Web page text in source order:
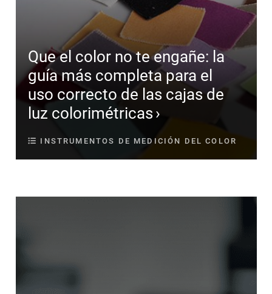
Que el color no te engañe: la
guía más completa para el
uso correcto de las cajas de
luz colorimétricas
INSTRUMENTOS DE MEDICIÓN DEL COLOR